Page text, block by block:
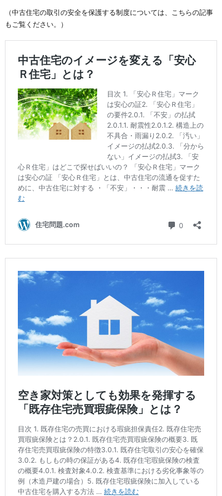
（中古住宅の取引の安全を保護する制度については、こちらの記事
もご覧ください。）